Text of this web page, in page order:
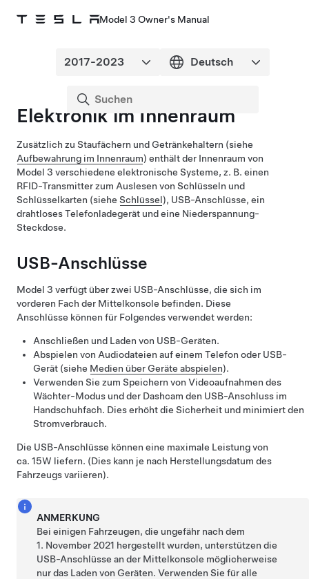
Model 3 Owner's Manual
Elektronik im Innenraum
Zusätzlich zu Staufächern und Getränkehaltern (siehe
Aufbewahrung im Innenraum) enthält der Innenraum von
Model 3 verschiedene elektronische Systeme, z. B. einen
RFID-Transmitter zum Auslesen von Schlüsseln und
Schlüsselkarten (siehe Schlüssel), USB-Anschlüsse, ein
drahtloses Telefonladegerät und eine Niederspannung-
Steckdose.
USB-Anschlüsse
Model 3 verfügt über zwei USB-Anschlüsse, die sich im
vorderen Fach der Mittelkonsole befinden. Diese
Anschlüsse können für Folgendes verwendet werden:
Anschließen und Laden von USB-Geräten.
Abspielen von Audiodateien auf einem Telefon oder USB-
Gerät (siehe Medien über Geräte abspielen).
Verwenden Sie zum Speichern von Videoaufnahmen des
Wächter-Modus und der Dashcam den USB-Anschluss im
Handschuhfach. Dies erhöht die Sicherheit und minimiert den
Stromverbrauch.
Die USB-Anschlüsse können eine maximale Leistung von
ca. 15W liefern. (Dies kann je nach Herstellungsdatum des
Fahrzeugs variieren).
ANMERKUNG
Bei einigen Fahrzeugen, die ungefähr nach dem
1. November 2021 hergestellt wurden, unterstützen die
USB-Anschlüsse an der Mittelkonsole möglicherweise
nur das Laden von Geräten. Verwenden Sie für alle